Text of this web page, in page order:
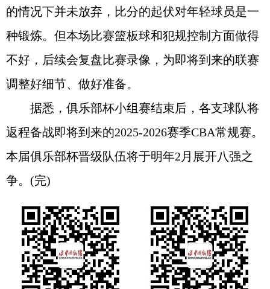
的情况下并未放弃，比分的起伏对年轻球员是一
种锻炼。但本场比赛篮板球和犯规控制方面做得
不好，后续会复盘比赛录像，为即将到来的联赛
调整好细节、做好准备。
据悉，俱乐部杯小组赛结束后，各支球队将
返程备战即将到来的2025-2026赛季CBA常规赛。
本届俱乐部杯晋级队伍将于明年2月展开八强之
争。(完)